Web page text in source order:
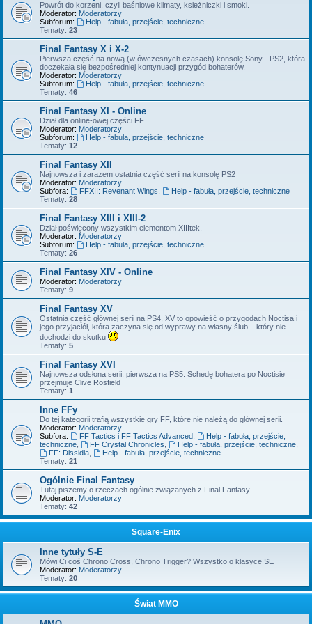
Powrót do korzeni, czyli baśniowe klimaty, ksieżniczki i smoki.
Moderator: Moderatorzy
Subforum:
Help - fabuła, przejście, techniczne
Tematy: 23
Final Fantasy X i X-2
Pierwsza część na nową (w ówczesnych czasach) konsolę Sony - PS2, która
doczekała się bezpośredniej kontynuacji przygód bohaterów.
Moderator: Moderatorzy
Subforum:
Help - fabuła, przejście, techniczne
Tematy: 46
Final Fantasy XI - Online
Dział dla online-owej części FF
Moderator: Moderatorzy
Subforum:
Help - fabuła, przejście, techniczne
Tematy: 12
Final Fantasy XII
Najnowsza i zarazem ostatnia część serii na konsolę PS2
Moderator: Moderatorzy
Subfora:
FFXII: Revenant Wings
Help - fabuła, przejście, techniczne
Tematy: 28
Final Fantasy XIII i XIII-2
Dział poświęcony wszystkim elementom XIIItek.
Moderator: Moderatorzy
Subforum:
Help - fabuła, przejście, techniczne
Tematy: 26
Final Fantasy XIV - Online
Moderator: Moderatorzy
Tematy: 9
Final Fantasy XV
Ostatnia część głównej serii na PS4, XV to opowieść o przygodach Noctisa i
jego przyjaciół, która zaczyna się od wyprawy na własny ślub... który nie
dochodzi do skutku
Tematy: 5
Final Fantasy XVI
Najnowsza odsłona serii, pierwsza na PS5. Schedę bohatera po Noctisie
przejmuje Clive Rosfield
Tematy: 1
Inne FFy
Do tej kategorii trafią wszystkie gry FF, które nie należą do głównej serii.
Moderator: Moderatorzy
Subfora:
FF Tactics i FF Tactics Advanced,
Help - fabuła, przejście,
techniczne
FF Crystal Chronicles Help - fabuła, przejście, techniczne,
FF: Dissidia,
Help - fabuła, przejście, techniczne
Tematy: 21
Ogólnie Final Fantasy
Tutaj piszemy o rzeczach ogólnie związanych z Final Fantasy.
Moderator: Moderatorzy
Tematy: 42
Square-Enix
Inne tytuły S-E
Mówi Ci coś Chrono Cross, Chrono Trigger? Wszystko o klasyce SE
Moderator: Moderatorzy
Tematy: 20
Świat MMO